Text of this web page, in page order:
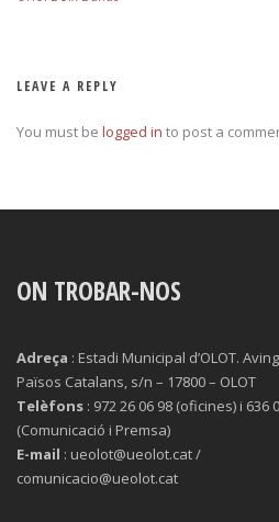
LEAVE A REPLY
You must be logged in to post a
ON TROBAR-NOS
Adreça : Estadi Municipal d’OLOT.
Països Catalans, s/n – 17800 – OLOT
Telèfons : 972 26 06 98 (oficines) i 636
(Comunicació i Premsa)
E-mail : ueolot@ueolot.cat /
comunicacio@ueolot.cat